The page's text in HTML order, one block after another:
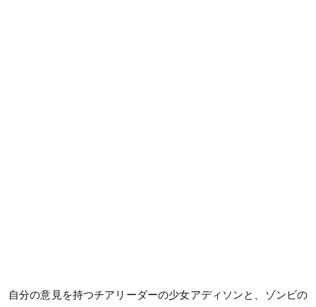
自分の意見を持つチアリーダーの少女アディソンと、ゾンビの